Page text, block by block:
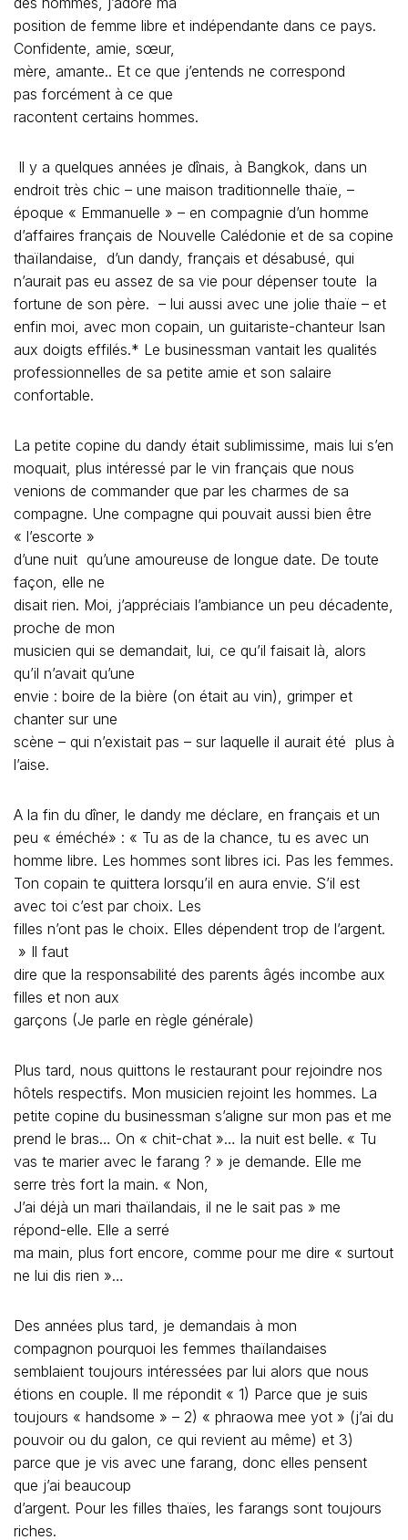
envie : boire de la bière (on était au vin), grimper et
chanter sur une
scène – qui n’existait pas – sur laquelle il aurait été plus à
l’aise.
homme libre. Les hommes sont libres ici. Pas les femmes.
Ton copain te quittera lorsqu’il en aura envie. S’il est
avec toi c’est par choix. Les
filles n’ont pas le choix. Elles dépendent trop de l’argent.
» Il faut
dire que la responsabilité des parents âgés incombe aux
filles et non aux
garçons (Je parle en règle générale)
Plus tard, nous quittons le restaurant pour rejoindre nos
prend le bras… On « chit-chat »… la nuit est belle. « Tu
vas te marier avec le farang ? » je demande. Elle me
serre très fort la main. « Non,
J’ai déjà un mari thaïlandais, il ne le sait pas » me
répond-elle. Elle a serré
ma main, plus fort encore, comme pour me dire « surtout
ne lui dis rien »…
Des années plus tard, je demandais à mon
compagnon pourquoi les femmes thaïlandaises
semblaient toujours intéressées par lui alors que nous
étions en couple. Il me répondit « 1) Parce que je suis
toujours « handsome » – 2) « phraowa mee yot » (j’ai du
pouvoir ou du galon, ce qui revient au même) et 3)
d’argent. Pour les filles thaïes, les farangs sont toujours
riches.
« Tu me tromperais ? » je lui demandais encore. « Non.
Parce que si j’avais une relation avec une femme thaïe je
serais obligé de payer ! »
« Non, jamais », mais il ne sait pas minauder ni mentir..
J’aime la Thaïlande…… tout y est si différent. Après une
longue relation avec mon
compagnon thaï, chaque mot, chaque clignement d’œil,
chaque silence et surtout
chaque sourire a une signification particulière qu’il faut
savoir décrypter. Sous peine de commettre un impair,
une faute ou une erreur… Et comme il ne le dira pas… On
ne risque jamais de s’endormir.
* Lire THEATRE D’OMBRES et LA OU S’ARRETENT LES
FRONTIERES, éditions de la Frémillerie (dans toutes les
librairies en France ou via internet)
ETRE UNE FEMME
EN THAÏLANDE